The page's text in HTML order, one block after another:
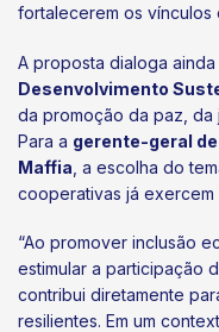
fortalecerem os vínculos
A proposta dialoga ainda
Desenvolvimento
da promoção da paz, da
Para a gerente-geral
Maffia , a escolha do
cooperativas já exercem
“Ao promover inclusão
estimular a participação
contribui diretamente
resilientes. Em um